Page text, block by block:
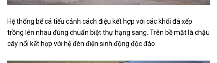
Hệ thống bể cá tiểu cảnh cách điệu kết hợp với các khối đá xếp
trồng lên nhau đúng chuẩn biệt thự hạng sang. Trên bề mặt là chậu
cây nổi kết hợp với hệ đèn điện sinh động độc đáo